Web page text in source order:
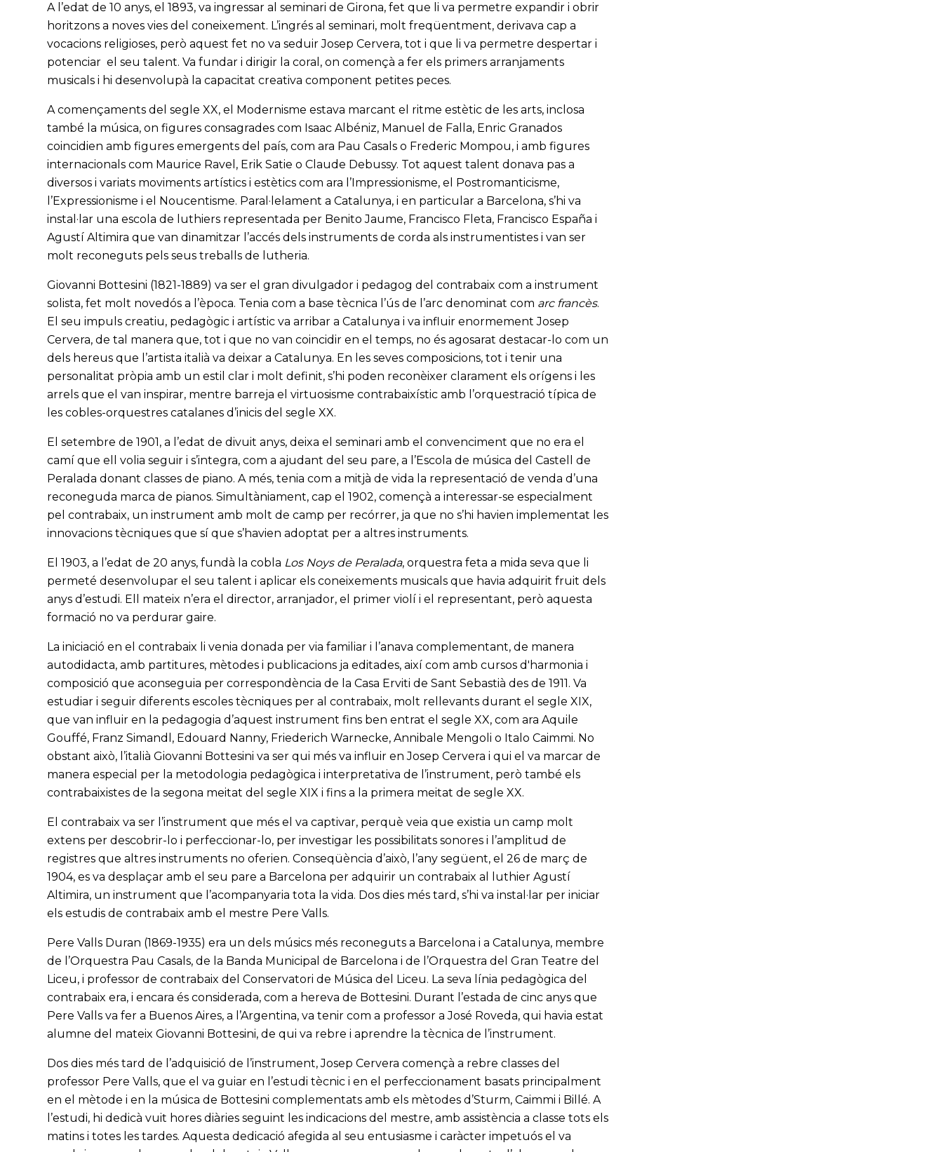
A l’edat de 10 anys, el 1893, va ingressar al seminari de Girona, fet que li va permetre expandir i obrir
horitzons a noves vies del coneixement. L’ingrés al seminari, molt freqüentment, derivava cap a
vocacions religioses, però aquest fet no va seduir Josep Cervera, tot i que li va permetre despertar i
potenciar el seu talent. Va fundar i dirigir la coral, on començà a fer els primers arranjaments
musicals i hi desenvolupà la capacitat creativa component petites peces.
A començaments del segle XX, el Modernisme estava marcant el ritme estètic de les arts, inclosa
també la música, on figures consagrades com Isaac Albéniz, Manuel de Falla, Enric Granados
coincidien amb figures emergents del país, com ara Pau Casals o Frederic Mompou, i amb figures
internacionals com Maurice Ravel, Erik Satie o Claude Debussy. Tot aquest talent donava pas a
diversos i variats moviments artístics i estètics com ara l’Impressionisme, el Postromanticisme,
l’Expressionisme i el Noucentisme. Paral·lelament a Catalunya, i en particular a Barcelona, s’hi va
instal·lar una escola de luthiers representada per Benito Jaume, Francisco Fleta, Francisco España i
Agustí Altimira que van dinamitzar l’accés dels instruments de corda als instrumentistes i van ser
molt reconeguts pels seus treballs de lutheria.
Giovanni Bottesini (1821-1889) va ser el gran divulgador i pedagog del contrabaix com a instrument
solista, fet molt novedós a l’època. Tenia com a base tècnica l’ús de l’arc denominat com arc francès.
El seu impuls creatiu, pedagògic i artístic va arribar a Catalunya i va influir enormement Josep
Cervera, de tal manera que, tot i que no van coincidir en el temps, no és agosarat destacar-lo com un
dels hereus que l’artista italià va deixar a Catalunya. En les seves composicions, tot i tenir una
personalitat pròpia amb un estil clar i molt definit, s’hi poden reconèixer clarament els orígens i les
arrels que el van inspirar, mentre barreja el virtuosisme contrabaixístic amb l’orquestració típica de
les cobles-orquestres catalanes d’inicis del segle XX.
El setembre de 1901, a l’edat de divuit anys, deixa el seminari amb el convenciment que no era el
camí que ell volia seguir i s’integra, com a ajudant del seu pare, a l’Escola de música del Castell de
Peralada donant classes de piano. A més, tenia com a mitjà de vida la representació de venda d’una
reconeguda marca de pianos. Simultàniament, cap el 1902, començà a interessar-se especialment
pel contrabaix, un instrument amb molt de camp per recórrer, ja que no s’hi havien implementat les
innovacions tècniques que sí que s’havien adoptat per a altres instruments.
El 1903, a l’edat de 20 anys, fundà la cobla Los Noys de Peralada, orquestra feta a mida seva que li
permeté desenvolupar el seu talent i aplicar els coneixements musicals que havia adquirit fruit dels
anys d’estudi. Ell mateix n’era el director, arranjador, el primer violí i el representant, però aquesta
formació no va perdurar gaire.
La iniciació en el contrabaix li venia donada per via familiar i l’anava complementant, de manera
autodidacta, amb partitures, mètodes i publicacions ja editades, així com amb cursos d'harmonia i
composició que aconseguia per correspondència de la Casa Erviti de Sant Sebastià des de 1911. Va
estudiar i seguir diferents escoles tècniques per al contrabaix, molt rellevants durant el segle XIX,
que van influir en la pedagogia d’aquest instrument fins ben entrat el segle XX, com ara Aquile
Gouffé, Franz Simandl, Edouard Nanny, Friederich Warnecke, Annibale Mengoli o Italo Caimmi. No
obstant això, l’italià Giovanni Bottesini va ser qui més va influir en Josep Cervera i qui el va marcar de
manera especial per la metodologia pedagògica i interpretativa de l’instrument, però també els
contrabaixistes de la segona meitat del segle XIX i fins a la primera meitat de segle XX.
El contrabaix va ser l’instrument que més el va captivar, perquè veia que existia un camp molt
extens per descobrir-lo i perfeccionar-lo, per investigar les possibilitats sonores i l’amplitud de
registres que altres instruments no oferien. Conseqüència d’això, l’any següent, el 26 de març de
1904, es va desplaçar amb el seu pare a Barcelona per adquirir un contrabaix al luthier Agustí
Altimira, un instrument que l’acompanyaria tota la vida. Dos dies més tard, s’hi va instal·lar per iniciar
els estudis de contrabaix amb el mestre Pere Valls.
Pere Valls Duran (1869-1935) era un dels músics més reconeguts a Barcelona i a Catalunya, membre
de l’Orquestra Pau Casals, de la Banda Municipal de Barcelona i de l’Orquestra del Gran Teatre del
Liceu, i professor de contrabaix del Conservatori de Música del Liceu. La seva línia pedagògica del
contrabaix era, i encara és considerada, com a hereva de Bottesini. Durant l’estada de cinc anys que
Pere Valls va fer a Buenos Aires, a l’Argentina, va tenir com a professor a José Roveda, qui havia estat
alumne del mateix Giovanni Bottesini, de qui va rebre i aprendre la tècnica de l’instrument.
Dos dies més tard de l’adquisició de l’instrument, Josep Cervera començà a rebre classes del
professor Pere Valls, que el va guiar en l’estudi tècnic i en el perfeccionament basats principalment
en el mètode i en la música de Bottesini complementats amb els mètodes d’Sturm, Caimmi i Billé. A
l’estudi, hi dedicà vuit hores diàries seguint les indicacions del mestre, amb assistència a classe tots els
matins i totes les tardes. Aquesta dedicació afegida al seu entusiasme i caràcter impetuós el va